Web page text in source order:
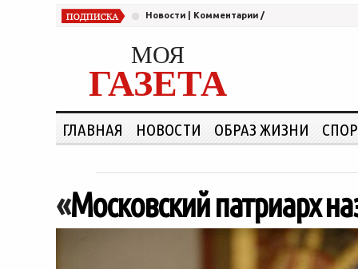
Новости Комментарии /
МОЯ
ГАЗЕТА
ГЛАВНАЯ НОВОСТИ ОБРАЗ ЖИЗНИ
«Московский патриарх